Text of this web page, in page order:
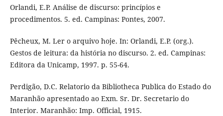
Orlandi, E.P. Análise de discurso: princípios e
procedimentos. 5. ed. Campinas: Pontes, 2007.
Pêcheux, M. Ler o arquivo hoje. In: Orlandi, E.P. (org.).
Gestos de leitura: da história no discurso. 2. ed. Campinas:
Editora da Unicamp, 1997. p. 55-64.
Perdigão, D.C. Relatorio da Bibliotheca Publica do Estado do
Maranhão apresentado ao Exm. Sr. Dr. Secretario do
Interior. Maranhão: Imp. Official, 1915.